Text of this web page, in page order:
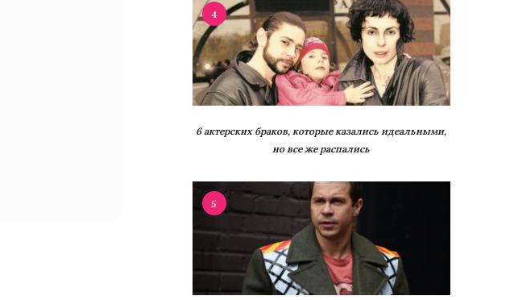
4
6 актерских браков, которые казались идеальными,
но все же распались
5